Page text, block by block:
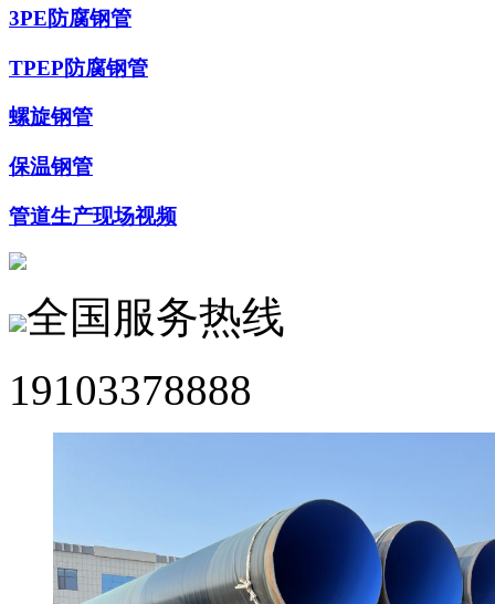
3PE防腐钢管
TPEP防腐钢管
螺旋钢管
保温钢管
管道生产现场视频
全国服务热线
19103378888